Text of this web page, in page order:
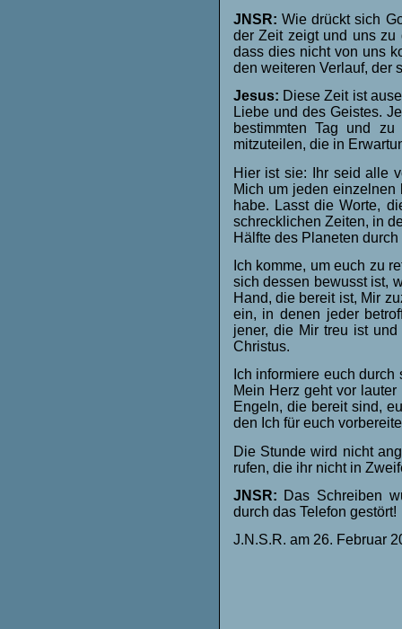
JNSR: Wie drückt sich
der Zeit zeigt und uns zu
dass dies nicht von uns
den weiteren Verlauf, der
Jesus: Diese Zeit ist
Liebe und des Geistes.
bestimmten Tag und
mitzuteilen, die in
Hier ist sie: Ihr seid alle
Mich um jeden
habe. Lasst die Worte,
schrecklichen Zeiten, in
Hälfte des Planeten
Ich komme, um euch zu
sich dessen bewusst ist,
Hand, die bereit ist, Mir
ein, in denen jeder
jener, die Mir treu ist
Christus.
Ich informiere euch
Mein Herz geht vor
Engeln, die bereit sind,
den Ich für euch
Die Stunde wird nicht
rufen, die ihr nicht in
JNSR: Das Schreiben
durch das Telefon gestört!
J.N.S.R. am 26. Februar